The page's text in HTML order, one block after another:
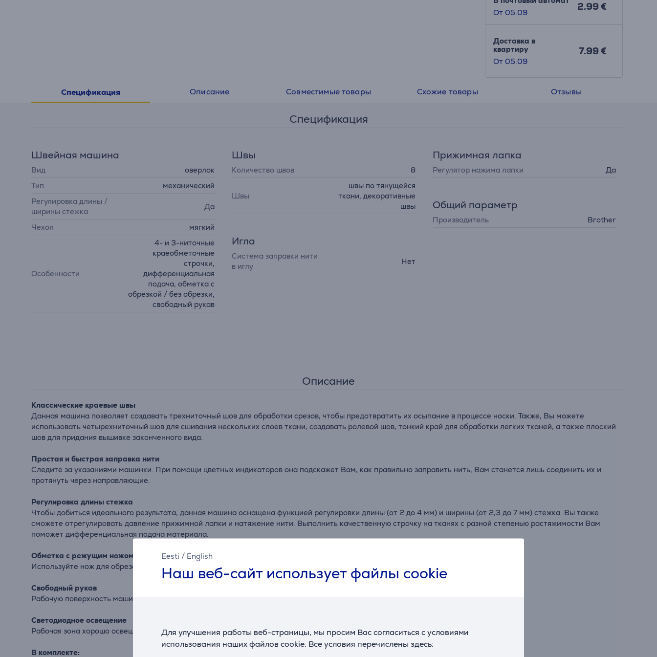
Eesti / English
Наш веб-сайт использует файлы cookie
Для улучшения работы веб-страницы, мы просим Вас согласиться с условиями
использования наших файлов cookie. Все условия перечислены здесь:
От 05.09
2.99 €
Доставка в
квартиру
От 05.09
7.99 €
Спецификация Описание Совместимые товары Схожие товары Отзывы
Спецификация
Швейная машина
Вид
оверлок
Тип
механический
Регулировка длины /
ширины стежка
Да
Чехол мягкий
Особенности
4- и 3-ниточные
краеобметочные
строчки,
дифференциальная
подача, обметка с
обрезкой / без обрезки,
свободный рукав
Швы
Количество швов 8
Швы
швы по тянущейся
ткани, декоративные
швы
Игла
Cистема заправки нити
в иглу
Нет
Прижимная лапка
Регулятор нажима лапки Да
Общий параметр
Производитель Brother
Описание
Классические краевые швы
Данная машина позволяет создавать трехниточный шов для обработки срезов, чтобы предотвратить их осыпание в процессе носки. Также, Вы можете
использовать четырехниточный шов для сшивания нескольких слоев ткани, создавать ролевой шов, тонкий край для обработки легких тканей, а также плоский
шов для придания вышивке законченного вида.
Простая и быстрая заправка нити
Следите за указаниями машинки. При помощи цветных индикаторов она подскажет Вам, как правильно заправить нить, Вам станется лишь соединить их и
протянуть через направляющие.
Регулировка длины стежка
Чтобы добиться идеального результата, данная машина оснащена функцией регулировки длины (от 2 до 4 мм) и ширины (от 2,3 до 7 мм) стежка. Вы также
сможете отрегулировать давление прижимной лапки и натяжение нити. Выполнить качественную строчку на тканях с разной степенью растяжимости Вам
поможет дифференциальная подача материала.
Обметка с режущим ножом или без
Используйте нож для обрезания ткани по краю. При необходимости просто опустите нож и обметывайте срезы без обрезания края.
Свободный рукав
Рабочую поверхность машины можно легко приспособить для обработки цилиндрических деталей.
Светодиодное освещение
Рабочая зона хорошо освещается яркими светодиодами.
В комплекте: